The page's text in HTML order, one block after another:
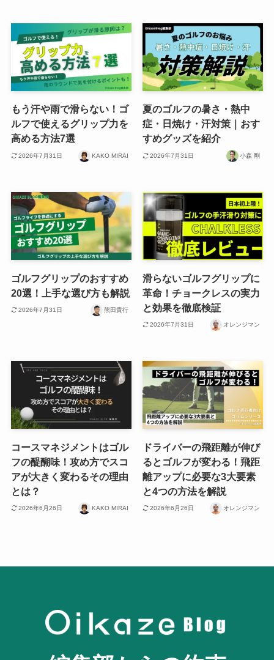
もう汗や雨で滑らない！ゴ
ルフで使えるグリップ力を
高める方法7選
2026年7月31日 KAKO MIRAI
夏のゴルフの暑さ・熱中
症・日焼け・汗対策｜おす
すめグッズを紹介
2026年7月31日 小森 剛
ゴルフグリップのおすすめ
20選！上手な選び方も解説
2026年7月31日 熊田貴行
滑らないゴルフグリップに
革命！チョークレスの実力
と効果を徹底検証
2026年7月31日 オレンジマン
コースマネジメントはゴル
フの醍醐味！攻め方でスコ
アが大きく変わるその理由
とは？
2026年6月26日 KAKO MIRAI
ドライバーの飛距離が伸び
るとゴルフが変わる！飛距
離アップに必要な3大要素
と4つの方法を解説
2026年6月26日 オレンジマン